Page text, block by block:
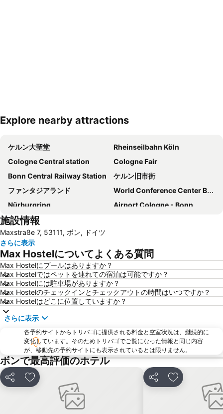
Explore nearby attractions
ケルン大聖堂
Rheinseilbahn Köln
Cologne Central station
Cologne Fair
Bonn Central Railway Station
ケルン旧市街
ファンタジアランド
World Conference Center Bonn
Nürburgring
Airport Cologne - Bonn
Schwarzrheindorf Vilich-Rheindorf
Star Trek Convention - FedCon
Rheinaue Leisure Park
Beuel
Hardthöhe
Sülz
Flittard
Bonn-Zentrum
Endenich
Haribo Werksverkauf
Siebengebirge
Ensen
Imhoff-Schokoladenmuseum
Holweide
Bergischer Hof
Heyder
施設情報
Maxstraße 7, 53111, ボン, ドイツ
さらに表示
Max Hostelについてよくある質問
Max Hostelにプールはありますか？
Max Hostelではペットを連れての宿泊は可能ですか？
Max Hostelには駐車場がありますか？
Max Hostelのチェックインとチェックアウトの時間はいつですか？
Max Hostelはどこに位置していますか？
さらに表示
各予約サイトからトリバゴに提供される料金と空室状況は、継続的に
変化しています。そのためトリバゴでご覧になった情報と同じ内容
が、移動先の予約サイトにも表示されているとは限りません。
ボンで最高評価のホテル
シェア お気に入りに追加 シェア お気に入りに